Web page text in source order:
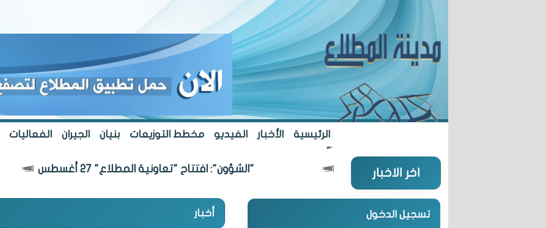
الرئيسية الأخبار الفيديو مخطط التوزيعات بنيان الجيران الفعاليات
اخر الاخبار "الشؤون": افتتاح "تعاونية المطلاع" 27 أغسطس
أخبار تسجيل الدخول